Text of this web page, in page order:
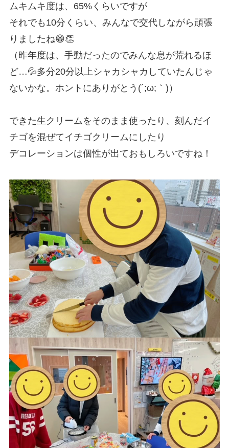
ムキムキ度は、65%くらいですが
それでも10分くらい、みんなで交代しながら頑張
りましたね😁👏
（昨年度は、手動だったのでみんな息が荒れるほ
ど…💦多分20分以上シャカシャカしていたんじゃ
ないかな。ホントにありがとう(´;ω;｀)）
できた生クリームをそのまま使ったり、刻んだイ
チゴを混ぜてイチゴクリームにしたり
デコレーションは個性が出ておもしろいですね！